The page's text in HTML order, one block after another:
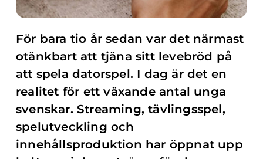
För bara tio år sedan var det närmast
otänkbart att tjäna sitt levebröd på
att spela datorspel. I dag är det en
realitet för ett växande antal unga
svenskar. Streaming, tävlingsspel,
spelutveckling och
innehållsproduktion har öppnat upp